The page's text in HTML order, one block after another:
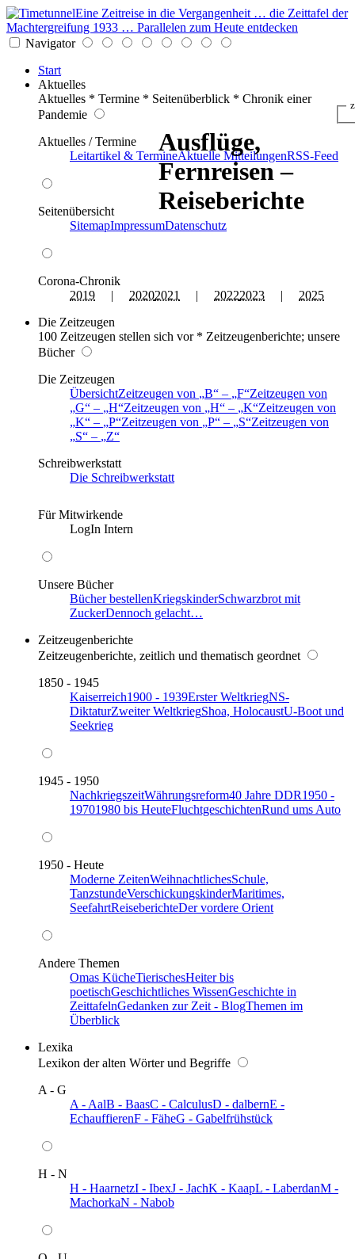
Eine Zeitreise in die Vergangenheit … die Zeittafel der
Machtergreifung 1933 … Parallelen zum Heute entdecken
Navigator
Start
Aktuelles
Aktuelles * Termine * Seitenüberblick * Chronik einer
Pandemie
Aktuelles / Termine
Leitartikel & TermineAktuelle MitteilungenRSS-Feed
Seitenübersicht
SitemapImpressumDatenschutz
Corona-Chronik
2019 | 20202021 | 20222023 | 2025
Die Zeitzeugen
100 Zeitzeugen stellen sich vor * Zeitzeugenberichte; unsere
Bücher
Die Zeitzeugen
ÜbersichtZeitzeugen von B – F Zeitzeugen von
G
– H Zeitzeugen von H – K Zeitzeugen von
K
– P Zeitzeugen von P – S Zeitzeugen von
S
–
Z
Schreibwerkstatt
Die Schreibwerkstatt
Für Mitwirkende
LogIn Intern
Unsere Bücher
Bücher bestellenKriegskinderSchwarzbrot mit
ZuckerDennoch gelacht…
Zeitzeugenberichte
Zeitzeugenberichte, zeitlich und thematisch geordnet
1850 - 1945
Kaiserreich1900 - 1939Erster WeltkriegNS-
DiktaturZweiter WeltkriegShoa, HolocaustU-Boot und
Seekrieg
1945 - 1950
NachkriegszeitWährungsreform40 Jahre DDR1950 -
19701980 bis HeuteFluchtgeschichtenRund ums Auto
1950 - Heute
Moderne ZeitenWeihnachtlichesSchule,
TanzstundeVerschickungskinderMaritimes,
SeefahrtReiseberichteDer vordere Orient
Andere Themen
Omas KücheTierischesHeiter bis
poetischGeschichtliches WissenGeschichte in
ZeittafelnGedanken zur Zeit - BlogThemen im
Überblick
Lexika
Lexikon der alten Wörter und Begriffe
A - G
A - AalB - BaasC - CalculusD - dalbernE -
EchauffierenF - FäheG - Gabelfrühstück
H - N
H - HaarnetzI - IbexJ - JachK - KaapL - LaberdanM -
MachorkaN - Nabob
Ausflüge,
Fernreisen –
Reiseberichte